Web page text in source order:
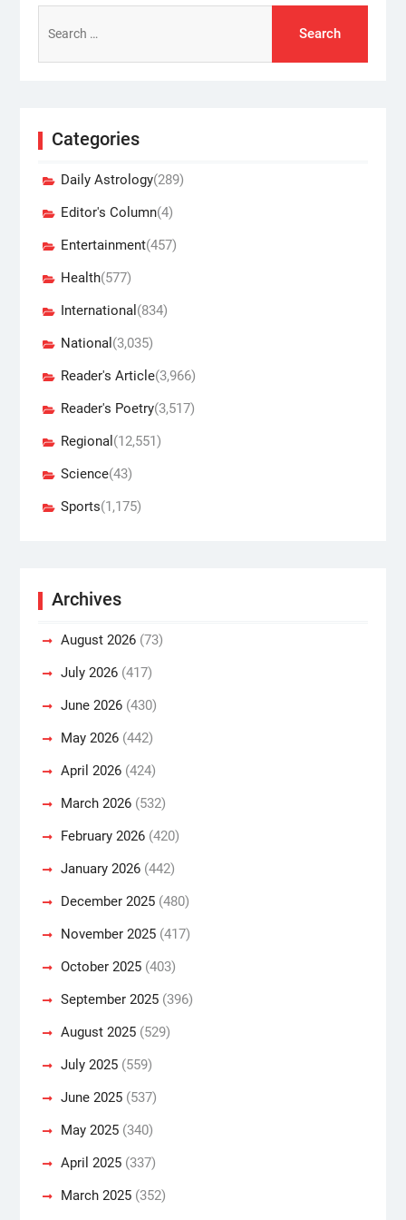
for:
Categories
Daily Astrology(289)
Editor's Column(4)
Entertainment(457)
Health(577)
International (834)
National (3,035)
Reader's Article(3,966)
Reader's Poetry(3,517)
Regional (12,551)
Science(43)
Sports(1,175)
Archives
August 2026(73)
July 2026(417)
June 2026(430)
May 2026(442)
April 2026(424)
March 2026(532)
February 2026(420)
January 2026(442)
December 2025(480)
November 2025(417)
October 2025(403)
September 2025(396)
August 2025(529)
July 2025(559)
June 2025(537)
May 2025(340)
April 2025(337)
March 2025(352)